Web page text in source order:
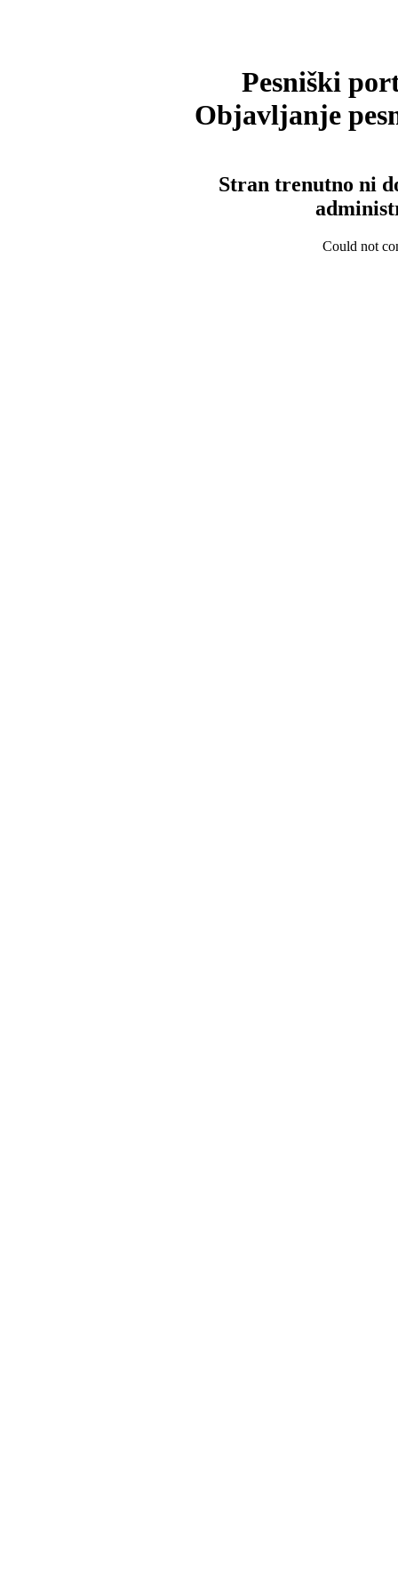
Pesniški
Objavljanje
Stran trenutno ni
Could not